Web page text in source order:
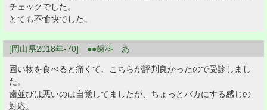
チェックでした。
とても不愉快でした。
[岡山県2018年-70] ●●歯科 あ
固い物を食べると痛くて、こちらが評判良かったので受診しまし
た。
歯並びは悪いのは自覚してましたが、ちょっとバカにする感じの
対応。